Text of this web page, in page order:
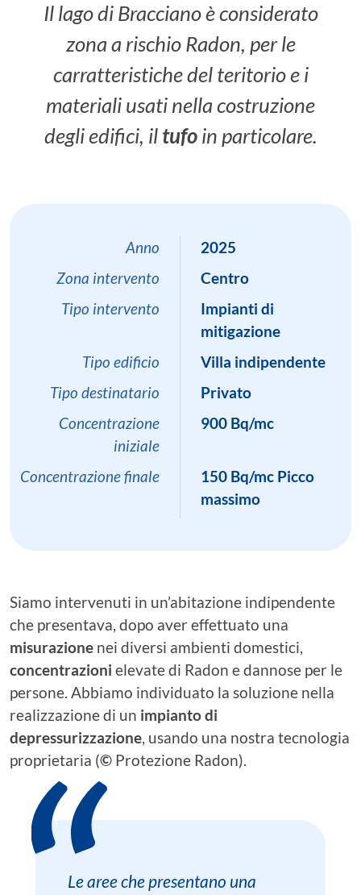
Il lago di Bracciano è considerato
zona a rischio Radon, per le
carratteristiche del teritorio e i
materiali usati nella costruzione
degli edifici, il tufo in particolare.
Anno
2025
Zona intervento
Centro
Tipo intervento
Impianti di
mitigazione
Tipo edificio
Villa indipendente
Tipo destinatario
Privato
Concentrazione
iniziale
900 Bq/mc
Concentrazione finale
150 Bq/mc Picco
massimo
Siamo intervenuti in un’abitazione indipendente
che presentava, dopo aver effettuato una
misurazione nei diversi ambienti domestici,
concentrazioni elevate di Radon e dannose per le
persone. Abbiamo individuato la soluzione nella
realizzazione di un impianto di
depressurizzazione, usando una nostra tecnologia
proprietaria (© Protezione Radon).
Le aree che presentano una